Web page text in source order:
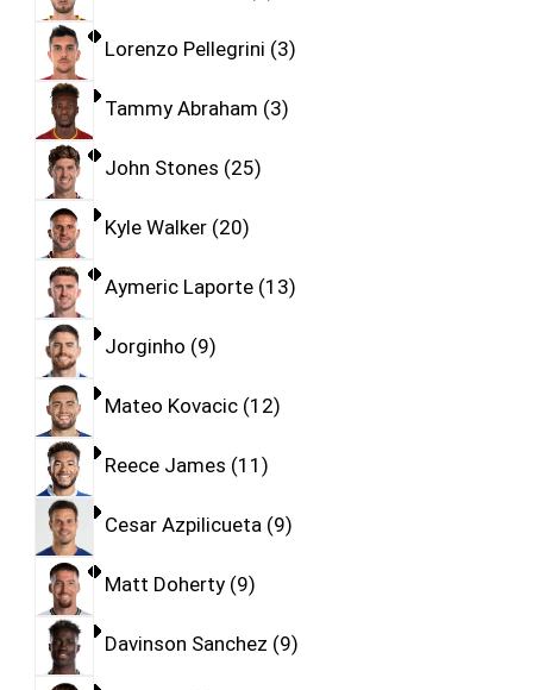
Lorenzo Pellegrini 3
Tammy Abraham 3
John Stones 25
Kyle Walker 20
Aymeric Laporte 13
Jorginho 9
Mateo Kovacic 12
Reece James 11
Cesar Azpilicueta 9
Matt Doherty 9
Davinson Sanchez 9